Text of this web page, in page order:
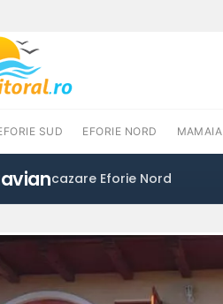
SUD EFORIE NORD MAMAIA
cazare Eforie Nord